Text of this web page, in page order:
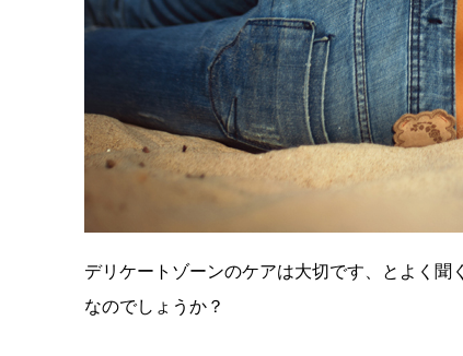
デリケートゾーンのケアは大切です、とよく
なのでしょうか？